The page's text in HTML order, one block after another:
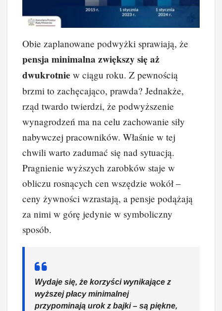
Obie zaplanowane podwyżki sprawiają, że
pensja minimalna zwiększy się aż
dwukrotnie w ciągu roku. Z pewnością
brzmi to zachęcająco, prawda? Jednakże,
rząd twardo twierdzi, że podwyższenie
wynagrodzeń ma na celu zachowanie siły
nabywczej pracowników. Właśnie w tej
chwili warto zadumać się nad sytuacją.
Pragnienie wyższych zarobków staje w
obliczu rosnących cen wszędzie wokół –
ceny żywności wzrastają, a pensje podążają
za nimi w górę jedynie w symboliczny
sposób.
Wydaje się, że korzyści wynikające z
wyższej płacy minimalnej
przypominają urok z bajki – są piękne,